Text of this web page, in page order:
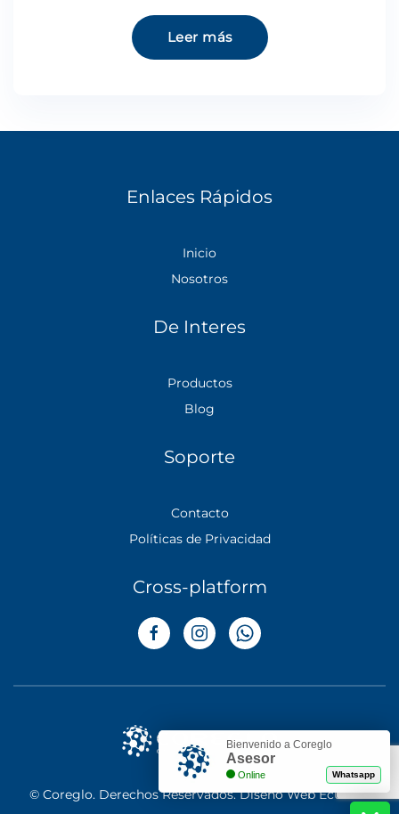
Leer más
Enlaces Rápidos
Inicio
Nosotros
De Interes
Productos
Blog
Soporte
Contacto
Políticas de Privacidad
Cross-platform
© Coreglo. Derechos Reservados.Diseño Web Ecuador
Bienvenido a Coreglo
Asesor
Online Whatsapp